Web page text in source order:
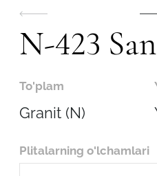
N-423
To'plam
Granit (N)
Plitalarning o'lchamlari